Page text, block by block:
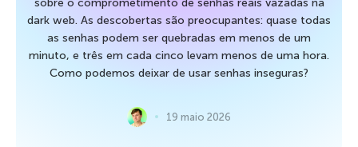
sobre o comprometimento de senhas reais vazadas na
dark web. As descobertas são preocupantes: quase todas
as senhas podem ser quebradas em menos de um
minuto, e três em cada cinco levam menos de uma hora.
Como podemos deixar de usar senhas inseguras?
19 maio 2026